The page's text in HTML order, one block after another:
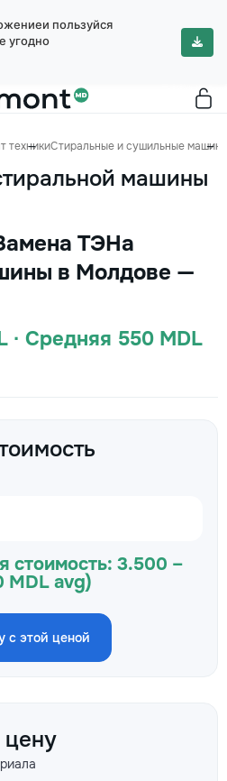
пользуйся
угодно
техникиСтиральные и сушильные
машины
ТЭНа
в Молдове —
· Средняя 550 MDL
стоимость: 3.500 –
MDL avg)
с этой ценой
цену